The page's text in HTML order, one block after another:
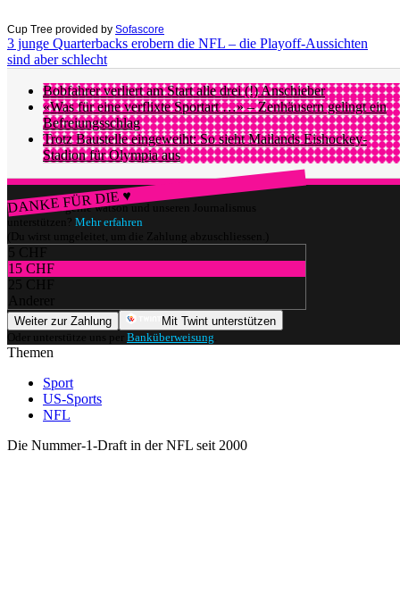
Cup Tree provided by Sofascore
3 junge Quarterbacks erobern die NFL – die Playoff-Aussichten
sind aber schlecht
Bobfahrer verliert am Start alle drei (!) Anschieber
«Was für eine verflixte Sportart …» – Zenhäusern gelingt ein
Befreiungsschlag
Trotz Baustelle eingeweiht: So sieht Mailands Eishockey-
Stadion für Olympia aus
DANKE FÜR DIE ♥
Würdest du gerne watson und unseren Journalismus
unterstützen? Mehr erfahren
(Du wirst umgeleitet, um die Zahlung abzuschliessen.)
5 CHF
15 CHF
25 CHF
Anderer
Weiter zur Zahlung
Mit Twint unterstützen
Oder unterstütze uns per Banküberweisung
Themen
Sport
US-Sports
NFL
Die Nummer-1-Draft in der NFL seit 2000